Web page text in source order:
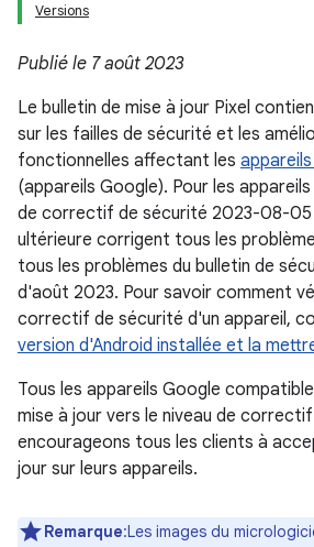
Versions
Publié le 7 août 2023
Le bulletin de mise à jour Pixel
sur les failles de sécurité et les
fonctionnelles affectant les
(appareils Google). Pour les
de correctif de sécurité 2023-08-05
ultérieure corrigent tous les
tous les problèmes du bulletin de
d'août 2023. Pour savoir comment
correctif de sécurité d'un appareil,
version d'Android installée et la
Tous les appareils Google
mise à jour vers le niveau de
encourageons tous les clients à
jour sur leurs appareils.
Remarque:Les images du